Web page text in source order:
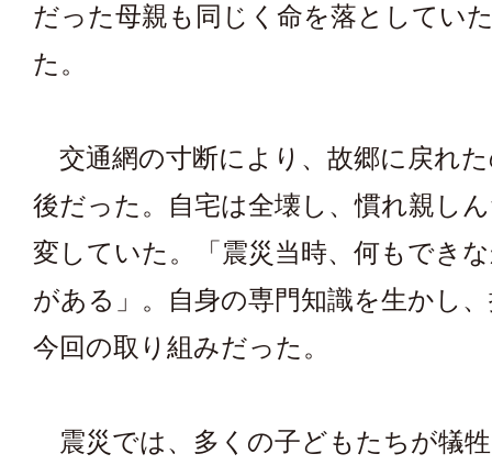
だった母親も同じく命を落としてい
た。
交通網の寸断により、故郷に戻れ
後だった。自宅は全壊し、慣れ親し
変していた。「震災当時、何もでき
がある」。自身の専門知識を生かし
今回の取り組みだった。
震災では、多くの子どもたちが犠